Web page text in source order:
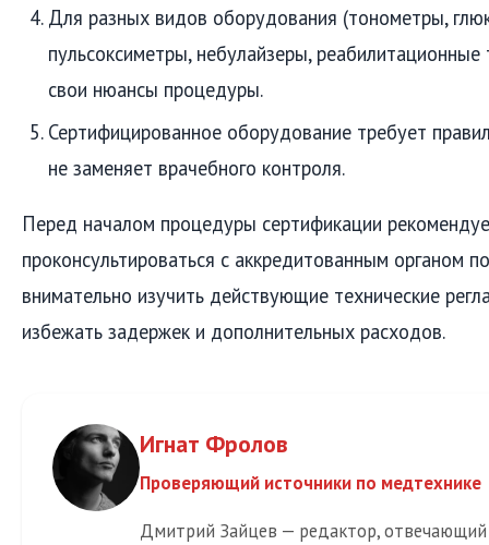
Для разных видов оборудования (тонометры,
пульсоксиметры, небулайзеры,
свои нюансы процедуры.
Сертифицированное оборудование требует
не заменяет врачебного контроля.
Перед началом процедуры сертификации
проконсультироваться с аккредитованным органом
внимательно изучить действующие технические
избежать задержек и дополнительных расходов.
Игнат Фролов
Проверяющий источники по медтехнике
Дмитрий Зайцев — редактор,